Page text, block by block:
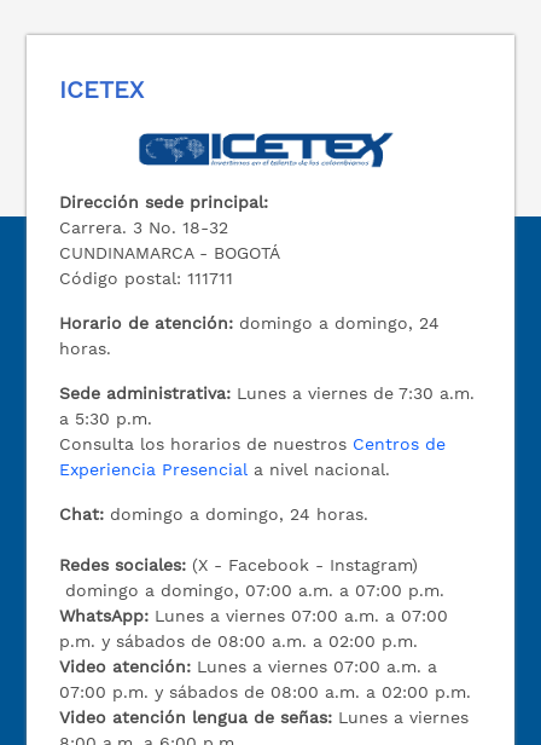
ICETEX
Dirección sede principal:
Carrera. 3 No. 18-32
CUNDINAMARCA - BOGOTÁ
Código postal: 111711
Horario de atención: domingo a domingo, 24
horas.
Sede administrativa: Lunes a viernes de 7:30 a.m.
a 5:30 p.m.
Consulta los horarios de nuestros Centros de
Experiencia Presencial a nivel nacional.
Chat: domingo a domingo, 24 horas.
Redes sociales: (X - Facebook - Instagram)
domingo a domingo, 07:00 a.m. a 07:00 p.m.
WhatsApp: Lunes a viernes 07:00 a.m. a 07:00
p.m. y sábados de 08:00 a.m. a 02:00 p.m.
Video atención: Lunes a viernes 07:00 a.m. a
07:00 p.m. y sábados de 08:00 a.m. a 02:00 p.m.
Video atención lengua de señas: Lunes a viernes